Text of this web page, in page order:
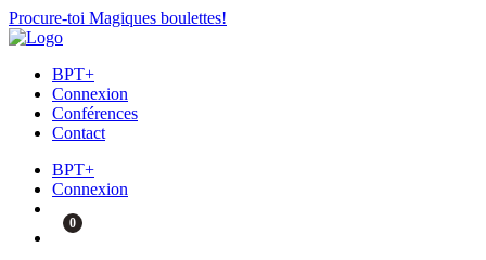
Procure-toi Magiques boulettes!
BPT+
Connexion
Conférences
Contact
BPT+
Connexion
0